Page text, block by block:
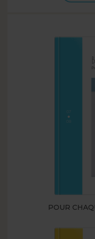
POUR